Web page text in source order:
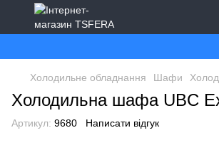
Холодильне обладнання Шафи
Холодильна шафа UBC
Артикул: 9680 Написати відгук